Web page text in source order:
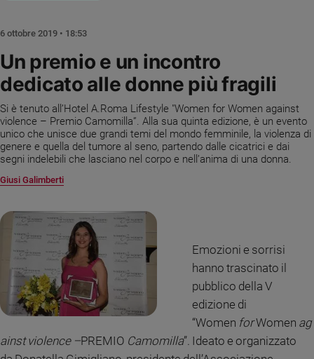
e
spiritualità
Devozione
e
fede
Parola
del
Santo
giorno
Società
e
valori
e
Un premio e un incontro
dedicato alle donne più fragili
Si è tenuto all’Hotel A.Roma Lifestyle "Women for Women against
violence – Premio Camomilla”. Alla sua quinta edizione, è un evento
unico che unisce due grandi temi del mondo femminile, la violenza di
genere e quella del tumore al seno, partendo dalle cicatrici e dai
segni indelebili che lasciano nel corpo e nell’anima di una donna.
Giusi Galimberti
6 ottobre 2019 • 18:53
Emozioni e sorrisi
hanno trascinato il
pubblico della V
edizione di
“Women forWomen ag
ainst violence –PREMIO Camomilla”. Ideato e organizzato